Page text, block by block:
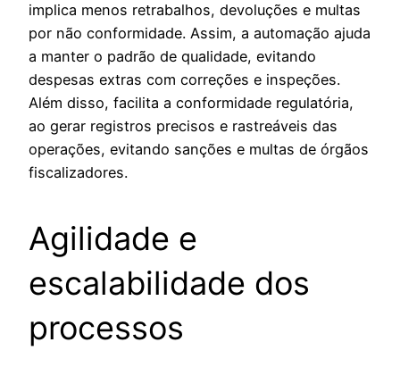
implica menos retrabalhos, devoluções e multas
por não conformidade. Assim, a automação ajuda
a manter o padrão de qualidade, evitando
despesas extras com correções e inspeções.
Além disso, facilita a conformidade regulatória,
ao gerar registros precisos e rastreáveis das
operações, evitando sanções e multas de órgãos
fiscalizadores.
Agilidade e
escalabilidade dos
processos